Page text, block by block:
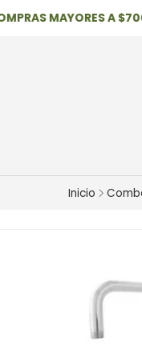
MAYORES A
Inicio